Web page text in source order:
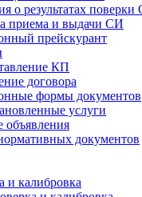
о результатах поверки
приема и выдачи СИ
прейскурант
КП
договора
формы документов
услуги
документов
и калибровка